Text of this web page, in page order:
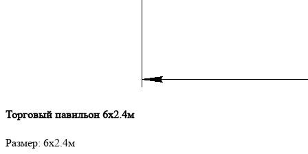
Торговый павильон 6х2.4м
Размер: 6х2.4м